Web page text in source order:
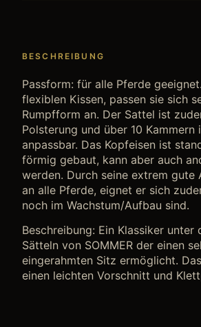
BESCHREIBUNG
Passform: für alle Pferde
flexiblen Kissen, passen sie sich
Rumpfform an. Der Sattel ist
Polsterung und über 10 Kammern
anpassbar. Das Kopfeisen ist
förmig gebaut, kann aber auch
werden. Durch seine extrem gute
an alle Pferde, eignet er sich
noch im Wachstum/Aufbau sind.
Beschreibung: Ein Klassiker unter
Sätteln von SOMMER der einen
eingerahmten Sitz ermöglicht.
einen leichten Vorschnitt und